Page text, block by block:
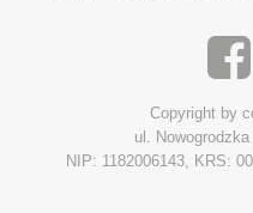
Copyright by
ul.
NIP: 1182006143, KRS: